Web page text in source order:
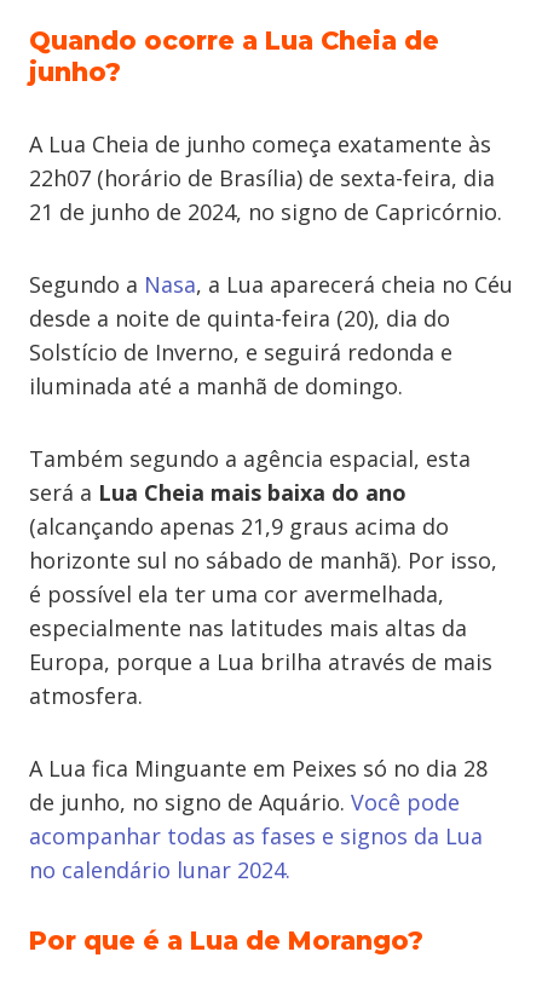
Quando ocorre a Lua Cheia de
junho?
A Lua Cheia de junho começa exatamente às
22h07 (horário de Brasília) de sexta-feira, dia
21 de junho de 2024, no signo de Capricórnio.
Segundo a Nasa, a Lua aparecerá cheia no Céu
desde a noite de quinta-feira (20), dia do
Solstício de Inverno, e seguirá redonda e
iluminada até a manhã de domingo.
Também segundo a agência espacial, esta
será a Lua Cheia mais baixa do ano
(alcançando apenas 21,9 graus acima do
horizonte sul no sábado de manhã). Por isso,
é possível ela ter uma cor avermelhada,
especialmente nas latitudes mais altas da
Europa, porque a Lua brilha através de mais
atmosfera.
A Lua fica Minguante em Peixes só no dia 28
de junho, no signo de Aquário. Você pode
acompanhar todas as fases e signos da Lua
no calendário lunar 2024.
Por que é a Lua de Morango?